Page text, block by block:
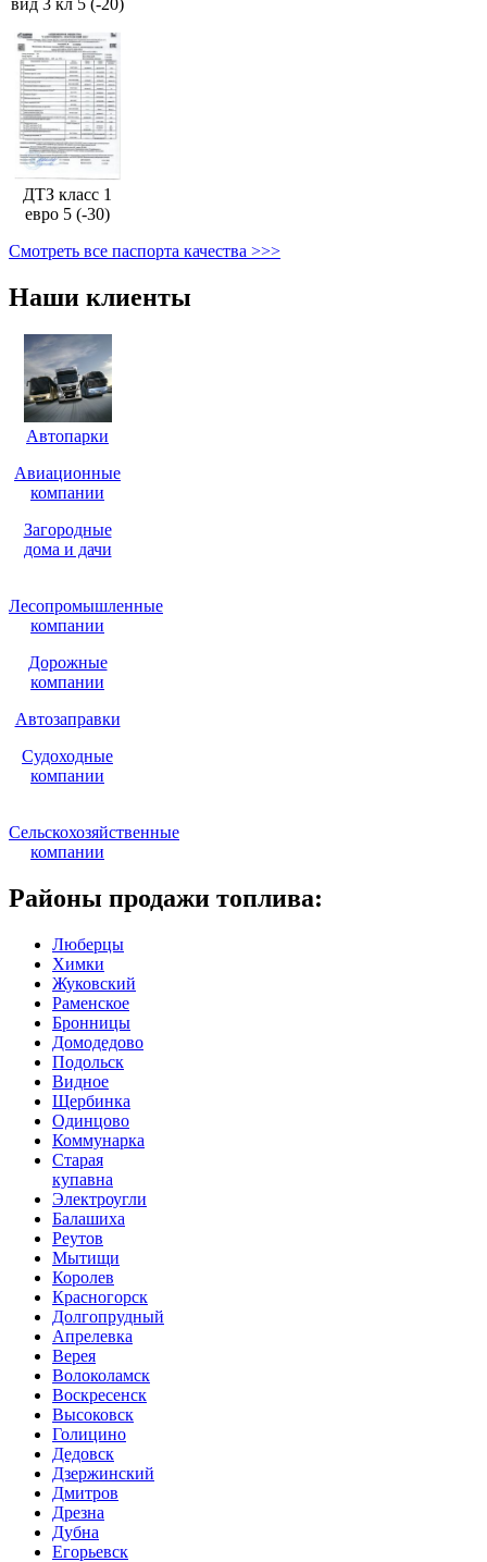
ДТЗ класс 1
евро 5 (-30)
Смотреть все паспорта качества >>>
Наши клиенты
Автопарки
Авиационные
компании
Загородные
дома и дачи
Лесопромышленные
компании
Дорожные
компании
Автозаправки
Судоходные
компании
Сельскохозяйственные
компании
Районы продажи топлива:
Люберцы
Химки
Жуковский
Раменское
Бронницы
Домодедово
Подольск
Видное
Щербинка
Одинцово
Коммунарка
Старая
купавна
Электроугли
Балашиха
Реутов
Мытищи
Королев
Красногорск
Долгопрудный
Апрелевка
Верея
Волоколамск
Воскресенск
Высоковск
Голицино
Дедовск
Дзержинский
Дмитров
Дрезна
Дубна
Егорьевск